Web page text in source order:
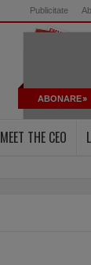
Publicitate
ABONARE
MEET THE CEO